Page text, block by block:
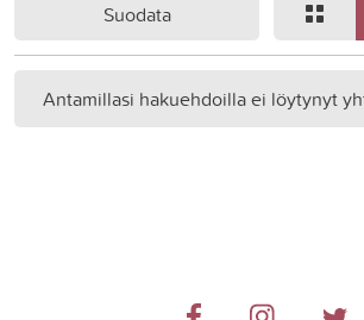
Suodata
Antamillasi hakuehdoilla ei löytynyt